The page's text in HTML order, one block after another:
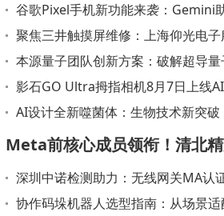
股投资需踩准节奏
谷歌Pixel手机新功能来袭：Gemini
难题
聚焦三井触摸屏维修：上海仰光电
略本源量子团队创新方案：破解超导
难题
影石GO Ultra拇指相机8月7日上线
两大模型赋能拍摄新体验
AI设计全新噬菌体：生物技术新突破
战
Meta前核心成员领衔！清北
互多模态新范式
深圳中诺检测助力：无线网关MA认
一步到位
协作码垛机器人选型指南：从场景